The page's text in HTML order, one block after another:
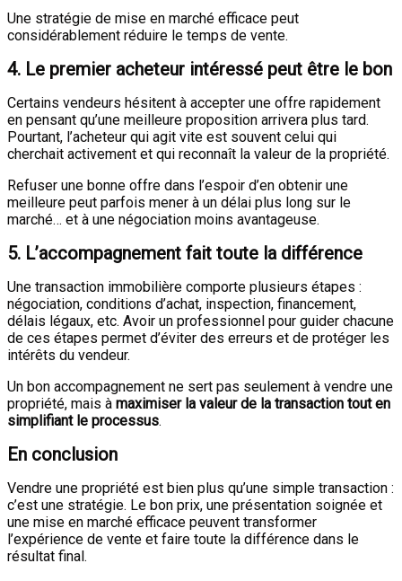
Une stratégie de mise en marché efficace peut
considérablement réduire le temps de vente.
4. Le premier acheteur intéressé peut être le bon
Certains vendeurs hésitent à accepter une offre rapidement
en pensant qu’une meilleure proposition arrivera plus tard.
Pourtant, l’acheteur qui agit vite est souvent celui qui
cherchait activement et qui reconnaît la valeur de la propriété.
Refuser une bonne offre dans l’espoir d’en obtenir une
meilleure peut parfois mener à un délai plus long sur le
marché… et à une négociation moins avantageuse.
5. L’accompagnement fait toute la différence
Une transaction immobilière comporte plusieurs étapes :
négociation, conditions d’achat, inspection, financement,
délais légaux, etc. Avoir un professionnel pour guider chacune
de ces étapes permet d’éviter des erreurs et de protéger les
intérêts du vendeur.
Un bon accompagnement ne sert pas seulement à vendre une
propriété, mais à maximiser la valeur de la transaction tout en
simplifiant le processus.
En conclusion
Vendre une propriété est bien plus qu’une simple transaction :
c’est une stratégie. Le bon prix, une présentation soignée et
une mise en marché efficace peuvent transformer
l’expérience de vente et faire toute la différence dans le
résultat final.